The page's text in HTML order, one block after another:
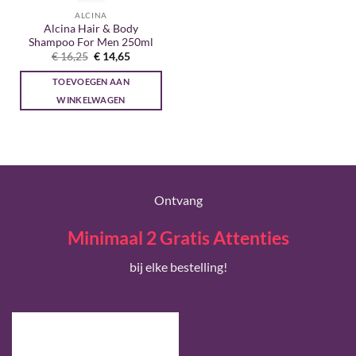
ALCINA
Alcina Hair & Body
Shampoo For Men 250ml
€16,25 Oorspronkelijke
prijs
was:
€ 16,25.
€ 14,65Huidige
is:
TOEVOEGEN AAN
WINKELWAGEN
Ontvang
Minimaal 2 Gratis Attenties
bij elke bestelling!